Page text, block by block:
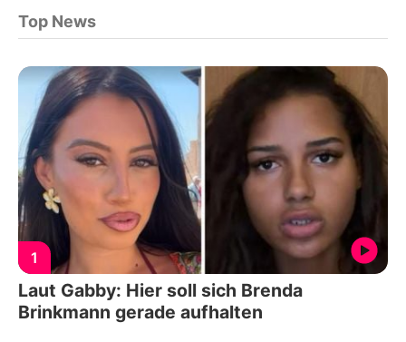
Top News
1
Laut Gabby: Hier soll sich Brenda
Brinkmann gerade aufhalten